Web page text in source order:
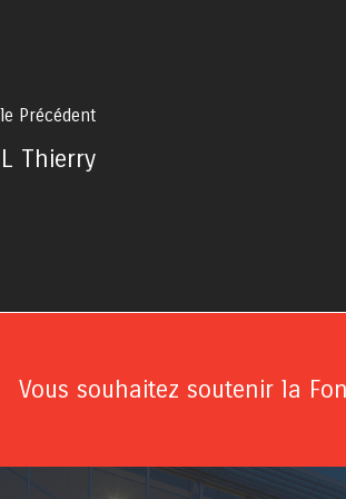
Précédent
Thierry
Vous souhaitez soutenir la